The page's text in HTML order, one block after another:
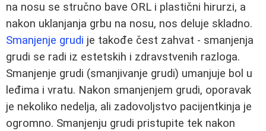
na nosu se stručno bave ORL i plastični hirurzi, a
nakon uklanjanja grbu na nosu, nos deluje skladno.
Smanjenje grudi je takođe čest zahvat - smanjenja
grudi se radi iz estetskih i zdravstvenih razloga.
Smanjenje grudi (smanjivanje grudi) umanjuje bol u
leđima i vratu. Nakon smanjenjem grudi, oporavak
je nekoliko nedelja, ali zadovoljstvo pacijentkinja je
ogromno. Smanjenju grudi pristupite tek nakon